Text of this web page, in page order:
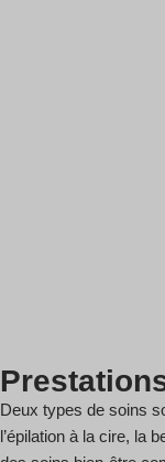
Deux types de soins
l’épilation à la cire, la